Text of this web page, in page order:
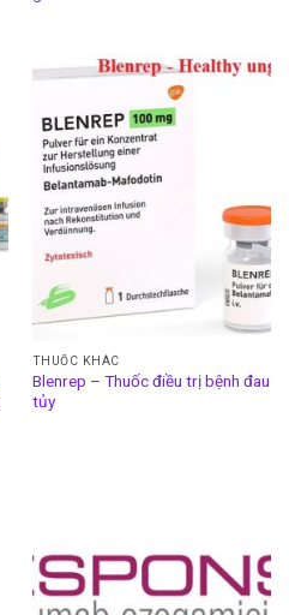
THUỐC KHÁC
Blenrep – Thuốc điều trị bệnh đau
tủy